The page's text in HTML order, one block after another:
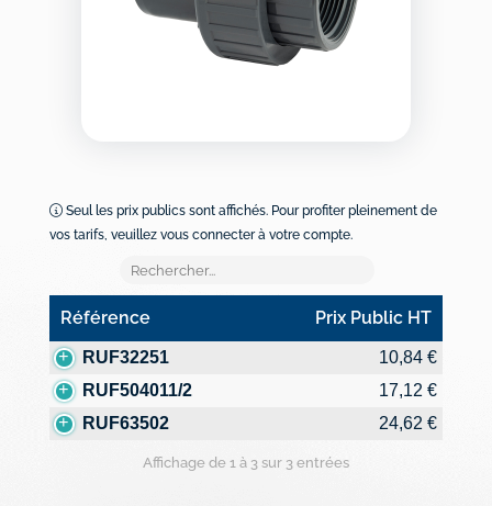
Seul les prix publics sont affichés. Pour profiter pleinement de
vos tarifs, veuillez vous connecter à votre compte.
Référence Prix Public HT
Référence Prix Public HT
RUF32251
10,84 €
RUF504011/2
17,12 €
RUF63502
24,62 €
Affichage de 1 à 3 sur 3 entrées